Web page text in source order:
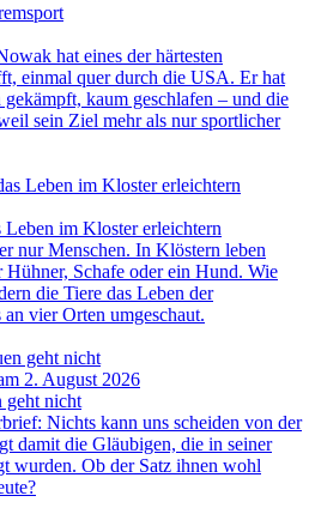
hat eines der härtesten
einmal quer durch die USA. Er hat
kaum geschlafen – und die
sein Ziel mehr als nur sportlicher
im Kloster erleichtern
nur Menschen. In Klöstern leben
Hühner, Schafe oder ein Hund. Wie
die Tiere das Leben der
vier Orten umgeschaut.
2. August 2026
geht nicht
Nichts kann uns scheiden von der
damit die Gläubigen, die in seiner
wurden. Ob der Satz ihnen wohl